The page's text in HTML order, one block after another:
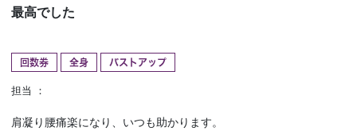
お問い合わせ
最高でした
回数券 全身 バストアップ
担当 ：
肩凝り腰痛楽になり、いつも助かります。